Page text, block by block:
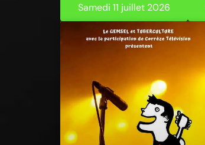
Samedi 11 juillet 2026